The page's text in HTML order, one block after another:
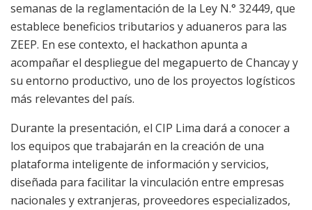
semanas de la reglamentación de la Ley N.° 32449, que
establece beneficios tributarios y aduaneros para las
ZEEP. En ese contexto, el hackathon apunta a
acompañar el despliegue del megapuerto de Chancay y
su entorno productivo, uno de los proyectos logísticos
más relevantes del país.
Durante la presentación, el CIP Lima dará a conocer a
los equipos que trabajarán en la creación de una
plataforma inteligente de información y servicios,
diseñada para facilitar la vinculación entre empresas
nacionales y extranjeras, proveedores especializados,